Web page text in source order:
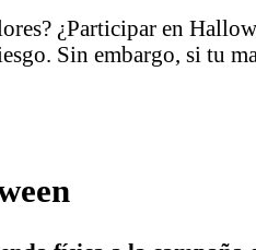
¿Participar en
Sin embargo, si tu